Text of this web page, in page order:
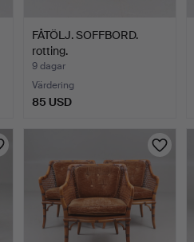
FÅTÖLJ. SOFFBORD.
rotting.
9 dagar
Värdering
85 USD